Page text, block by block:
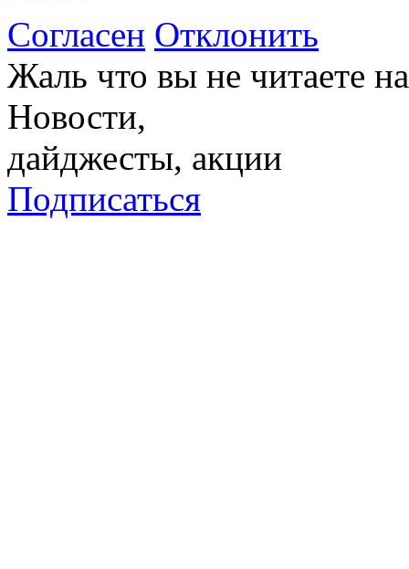
Согласен Отклонить
Жаль что вы не читаете
Новости,
дайджесты, акции
Подписаться